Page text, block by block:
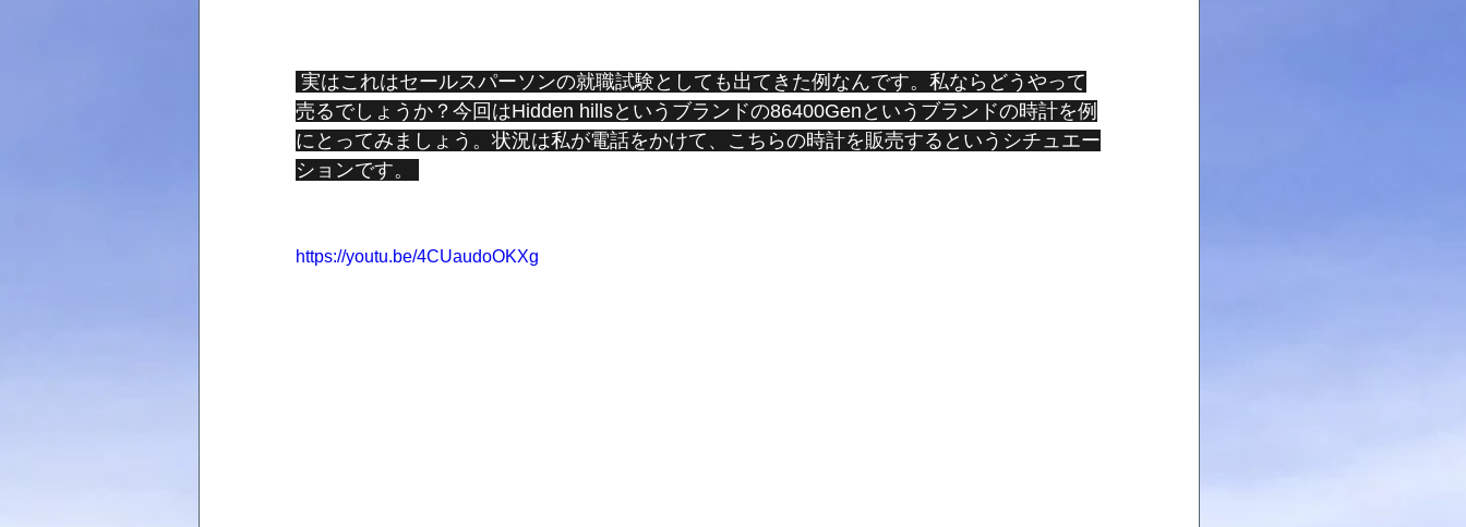
売るでしょうか？今回はHidden hillsというブランドの86400Genというブランドの時計を例
にとってみましょう。状況は私が電話をかけて、こちらの時計を販売するというシチュエー
ションです。
https://youtu.be/4CUaudoOKXg